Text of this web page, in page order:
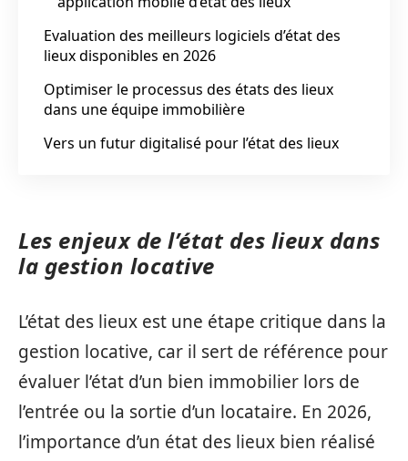
Evaluation des meilleurs logiciels d’état des
lieux disponibles en 2026
Optimiser le processus des états des lieux
dans une équipe immobilière
Vers un futur digitalisé pour l’état des lieux
Les enjeux de l’état des lieux dans
la gestion locative
L’état des lieux est une étape critique dans la
gestion locative, car il sert de référence pour
évaluer l’état d’un bien immobilier lors de
l’entrée ou la sortie d’un locataire. En 2026,
l’importance d’un état des lieux bien réalisé